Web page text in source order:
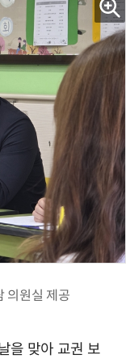
의원실 제공
을 맞아 교권 보